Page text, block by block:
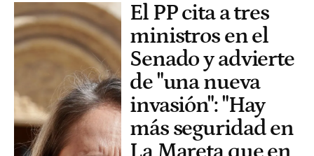
El PP cita a tres
ministros en el
Senado y advierte
de "una nueva
invasión": "Hay
más seguridad en